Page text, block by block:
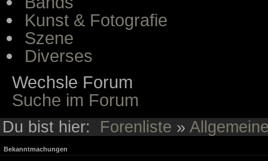
Kunst & Fotografie
Szene
Diverses
Wechsle Forum
Suche im Forum
Du bist hier: Forenliste »
Bekanntmachungen